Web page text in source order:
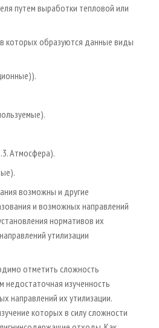
путем выработки тепловой или
в которых образуются данные виды
Атмосфера).
возможны и другие
и возможных направлений
нормативов их
утилизации
отметить сложность
недостаточная изученность
направлений их утилизации.
которых в силу сложности